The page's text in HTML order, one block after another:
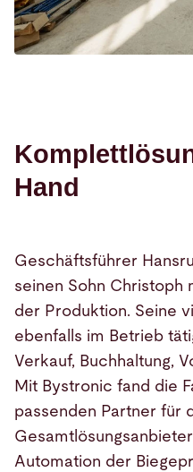
Hand
Geschäftsführer
seinen Sohn Christoph
der Produktion. Seine
ebenfalls im Betrieb
Verkauf, Buchhaltung,
Mit Bystronic fand die
passenden Partner für
Automation der